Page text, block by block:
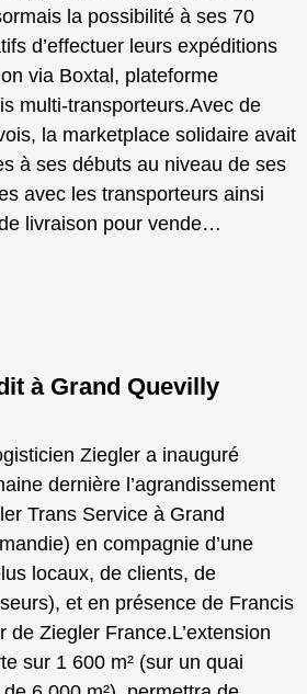
la possibilité à ses 70
d’effectuer leurs expéditions
via Boxtal, plateforme
multi-transporteurs.Avec de
la marketplace solidaire avait
à ses débuts au niveau de ses
avec les transporteurs ainsi
livraison pour vende…
à Grand Quevilly
Ziegler a inauguré
dernière l’agrandissement
Trans Service à Grand
en compagnie d’une
locaux, de clients, de
et en présence de Francis
de Ziegler France.L’extension
sur 1 600 m² (sur un quai